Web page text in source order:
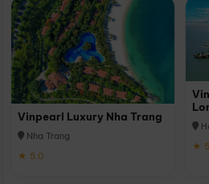
Vinpearl Luxury Nha Trang
Nha Trang
★ 5.0
★